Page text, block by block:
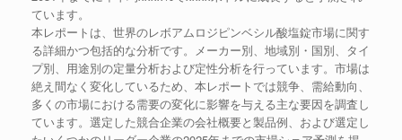
ています。
本レポートは、世界のレボアムロジピンベシル酸塩錠市場に関す
る詳細かつ包括的な分析です。メーカー別、地域別・国別、タイ
プ別、用途別の定量分析および定性分析を行っています。市場は
絶え間なく変化しているため、本レポートでは競争、需給動向、
多くの市場における需要の変化に影響を与える主な要因を調査し
ています。選定した競合企業の会社概要と製品例、および選定し